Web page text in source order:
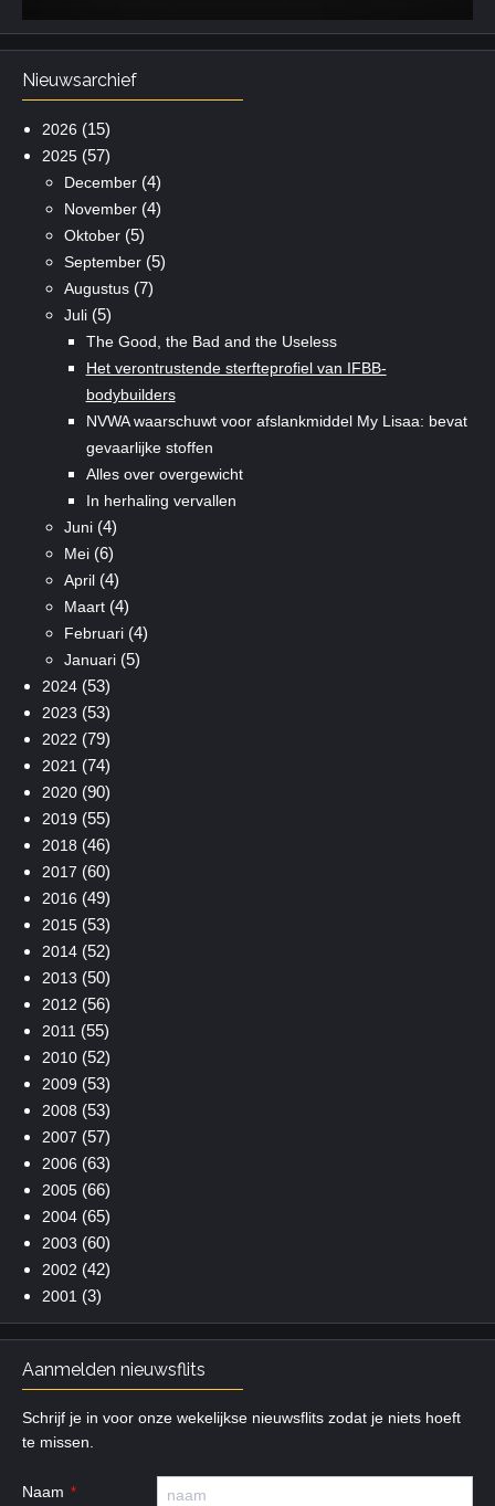
Nieuwsarchief
2026 (15)
2025(57)
December(4)
November(4)
Oktober(5)
September(5)
Augustus(7)
Juli(5)
The Good, the Bad and the Useless
Het verontrustende sterfteprofiel van IFBB-
bodybuilders
NVWA waarschuwt voor afslankmiddel My Lisaa: bevat
gevaarlijke stoffen
Alles over overgewicht
In herhaling vervallen
Juni(4)
Mei(6)
April(4)
Maart(4)
Februari(4)
Januari(5)
2024(53)
2023 (53)
2022 (79)
2021 (74)
2020(90)
2019 (55)
2018 (46)
2017 (60)
2016 (49)
2015(53)
2014(52)
2013 (50)
2012 (56)
2011 (55)
2010(52)
2009 (53)
2008 (53)
2007 (57)
2006 (63)
2005(66)
2004(65)
2003 (60)
2002 (42)
2001 (3)
Aanmelden nieuwsflits
Schrijf je in voor onze wekelijkse nieuwsflits zodat je niets hoeft
te missen.
Naam